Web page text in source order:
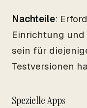
Nachteile:
Einrichtung
sein für
Testversionen
Spezielle Apps